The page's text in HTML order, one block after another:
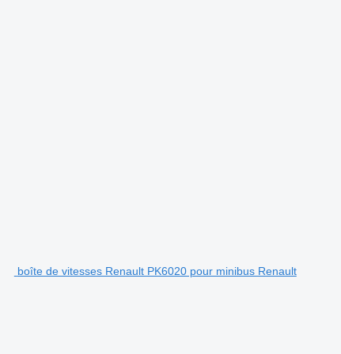
boîte de vitesses Renault PK6020 pour minibus Renault